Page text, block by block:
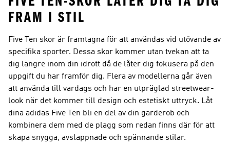
FRAM I STIL
Five Ten skor är framtagna för att användas vid utövande av
specifika sporter. Dessa skor kommer utan tvekan att ta
dig längre inom din idrott då de låter dig fokusera på den
uppgift du har framför dig. Flera av modellerna går även
att använda till vardags och har en utpräglad streetwear-
look när det kommer till design och estetiskt uttryck. Låt
dina adidas Five Ten bli en del av din garderob och
kombinera dem med de plagg som redan finns där för att
skapa snygga, avslappnade och spännande stilar.